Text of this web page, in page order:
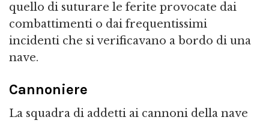
quello di suturare le ferite provocate dai
combattimenti o dai frequentissimi
incidenti che si verificavano a bordo di una
nave.
Cannoniere
La squadra di addetti ai cannoni della nave